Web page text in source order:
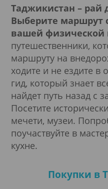
Таджикистан – рай
Выберите маршрут
вашей физической
путешественники,
маршруту на
ходите и не ездите в
гид, который знает
найдет путь назад с
Посетите
мечети, музеи.
поучаствуйте в
кухне.
Покупки в